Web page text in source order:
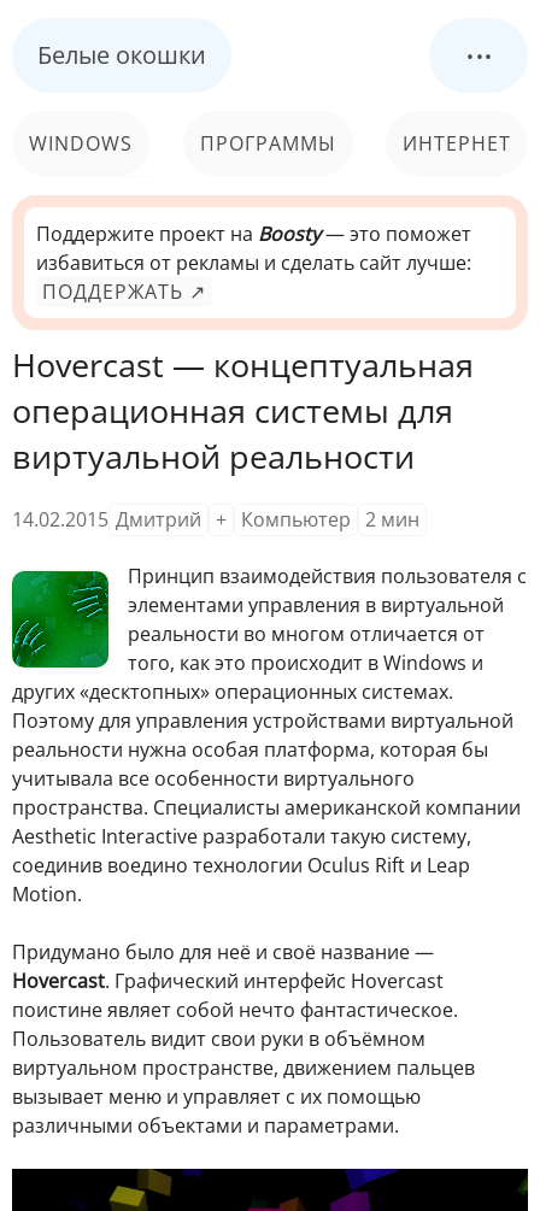
Белые окошки ...
WINDOWS ПРОГРАММЫ ИНТЕРНЕТ
КОМПЬЮТЕР
СИСТЕМА
Поддержите проект на Boosty— это поможет
избавиться от рекламы и сделать сайт лучше:
ПОДДЕРЖАТЬ ↗
Hovercast — концептуальная
операционная системы для
виртуальной реальности
14.02.2015 Дмитрий + Компьютер 2 мин
Принцип взаимодействия пользователя с
элементами управления в виртуальной
реальности во многом отличается от
того, как это происходит в Windows и
других «десктопных» операционных системах.
Поэтому для управления устройствами виртуальной
реальности нужна особая платформа, которая бы
учитывала все особенности виртуального
пространства. Специалисты американской компании
Aesthetic Interactive разработали такую систему,
соединив воедино технологии Oculus Rift и Leap
Motion.
Придумано было для неё и своё название —
Hovercast. Графический интерфейс Hovercast
поистине являет собой нечто фантастическое.
Пользователь видит свои руки в объёмном
виртуальном пространстве, движением пальцев
вызывает меню и управляет с их помощью
различными объектами и параметрами.